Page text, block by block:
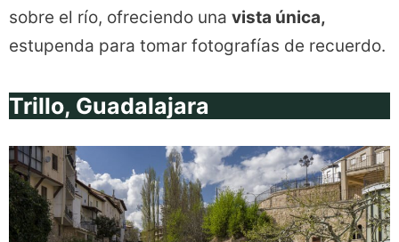
sobre el río, ofreciendo una vista única,
estupenda para tomar fotografías de recuerdo.
Trillo, Guadalajara